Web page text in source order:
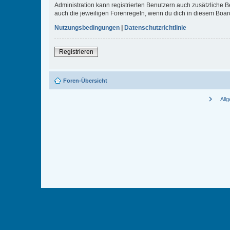
Administration kann registrierten Benutzern auch zusätzliche
auch die jeweiligen Forenregeln, wenn du dich in diesem
Nutzungsbedingungen | Datenschutzrichtlinie
Registrieren
Foren-Übersicht
chevron_right